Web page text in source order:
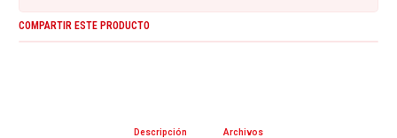
COMPARTIR ESTE PRODUCTO
Descripción Archivos